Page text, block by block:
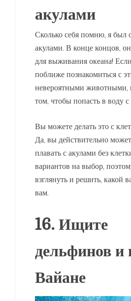
акулами
Сколько себя помню, я был
акулами. В конце концов,
для выживания океана!
поближе познакомиться с
невероятными животными,
том, чтобы попасть в воду
Вы можете делать это с
Да, вы действительно
плавать с акулами без
вариантов на выбор,
взглянуть и решить, какой
вам.
16. Ищите
дельфинов и
Вайане